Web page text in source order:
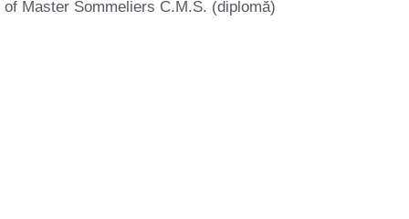
of Master Sommeliers C.M.S. (diplomă)